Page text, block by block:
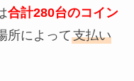
合計280台のコイン
所によって支払い